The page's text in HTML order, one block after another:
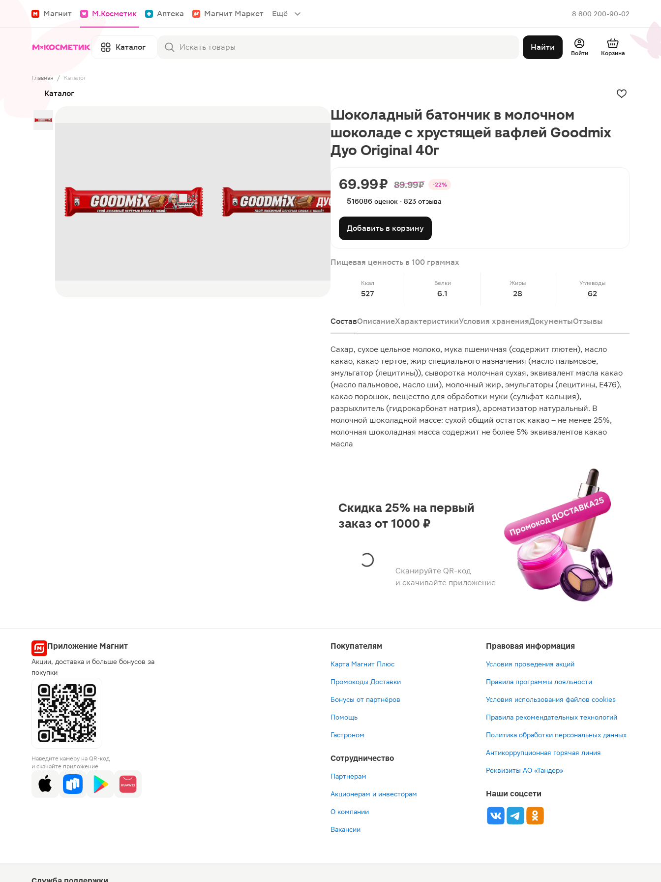
Магнит М.Косметик Аптека Магнит Маркет Ещё 8 800 200-90-02
Каталог Найти
Войти Корзина
Главная / Каталог
Каталог
Шоколадный батончик в молочном
шоколаде с хрустящей вафлей Goodmix
Дуо Original 40г
69.99 ₽ 89.99 ₽ -22%
516086 оценок · 823 отзыва
Добавить в корзину
Пищевая ценность в 100 граммах
Ккал
527
Белки
6.1
Жиры
28
Углеводы
62
СоставОписаниеХарактеристикиУсловия храненияДокументыОтзывы
Сахар, сухое цельное молоко, мука пшеничная (содержит глютен), масло
какао, какао тертое, жир специального назначения (масло пальмовое,
эмульгатор (лецитины)), сыворотка молочная сухая, эквивалент масла какао
(масло пальмовое, масло ши), молочный жир, эмульгаторы (лецитины, Е476),
какао порошок, вещество для обработки муки (сульфат кальция),
разрыхлитель (гидрокарбонат натрия), ароматизатор натуральный. В
молочной шоколадной массе: сухой общий остаток какао – не менее 25%,
молочная шоколадная масса содержит не более 5% эквивалентов какао
масла
Сканируйте QR-код
и скачивайте приложение
Скидка 25% на первый
заказ от 1000 ₽
Приложение Магнит
Акции, доставка и больше бонусов за
покупки
Наведите камеру на QR-код
и скачайте приложение
Покупателям
Карта Магнит Плюс
Промокоды Доставки
Бонусы от партнёров
Помощь
Гастроном
Сотрудничество
Партнёрам
Акционерам и инвесторам
О компании
Вакансии
Правовая информация
Условия проведения акций
Правила программы лояльности
Условия использования файлов cookies
Правила рекомендательных технологий
Политика обработки персональных данных
Антикоррупционная горячая линия
Реквизиты АО «Тандер»
Наши соцсети